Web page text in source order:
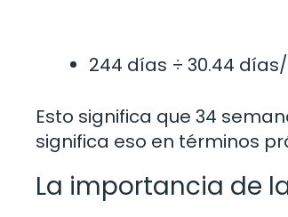
244 días ÷ 30.44
Esto significa que 34
significa eso en términos
La importancia de